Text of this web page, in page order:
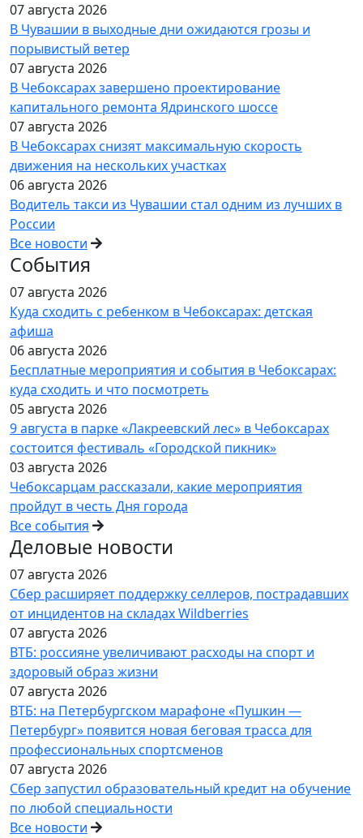
07 августа 2026
В Чувашии в выходные дни ожидаются грозы и
порывистый ветер
07 августа 2026
В Чебоксарах завершено проектирование
капитального ремонта Ядринского шоссе
07 августа 2026
В Чебоксарах снизят максимальную скорость
движения на нескольких участках
06 августа 2026
Водитель такси из Чувашии стал одним из лучших в
России
Все новости
События
07 августа 2026
Куда сходить с ребенком в Чебоксарах: детская
афиша
06 августа 2026
Бесплатные мероприятия и события в Чебоксарах:
куда сходить и что посмотреть
05 августа 2026
9 августа в парке «Лакреевский лес» в Чебоксарах
состоится фестиваль «Городской пикник»
03 августа 2026
Чебоксарцам рассказали, какие мероприятия
пройдут в честь Дня города
Все события
Деловые новости
07 августа 2026
Сбер расширяет поддержку селлеров, пострадавших
от инцидентов на складах Wildberries
07 августа 2026
ВТБ: россияне увеличивают расходы на спорт и
здоровый образ жизни
07 августа 2026
ВТБ: на Петербургском марафоне «Пушкин —
Петербург» появится новая беговая трасса для
профессиональных спортсменов
07 августа 2026
Сбер запустил образовательный кредит на обучение
по любой специальности
Все новости